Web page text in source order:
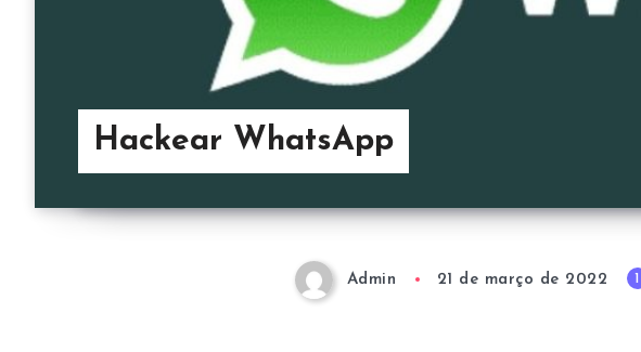
Hackear WhatsApp
Admin 21 de março de 2022